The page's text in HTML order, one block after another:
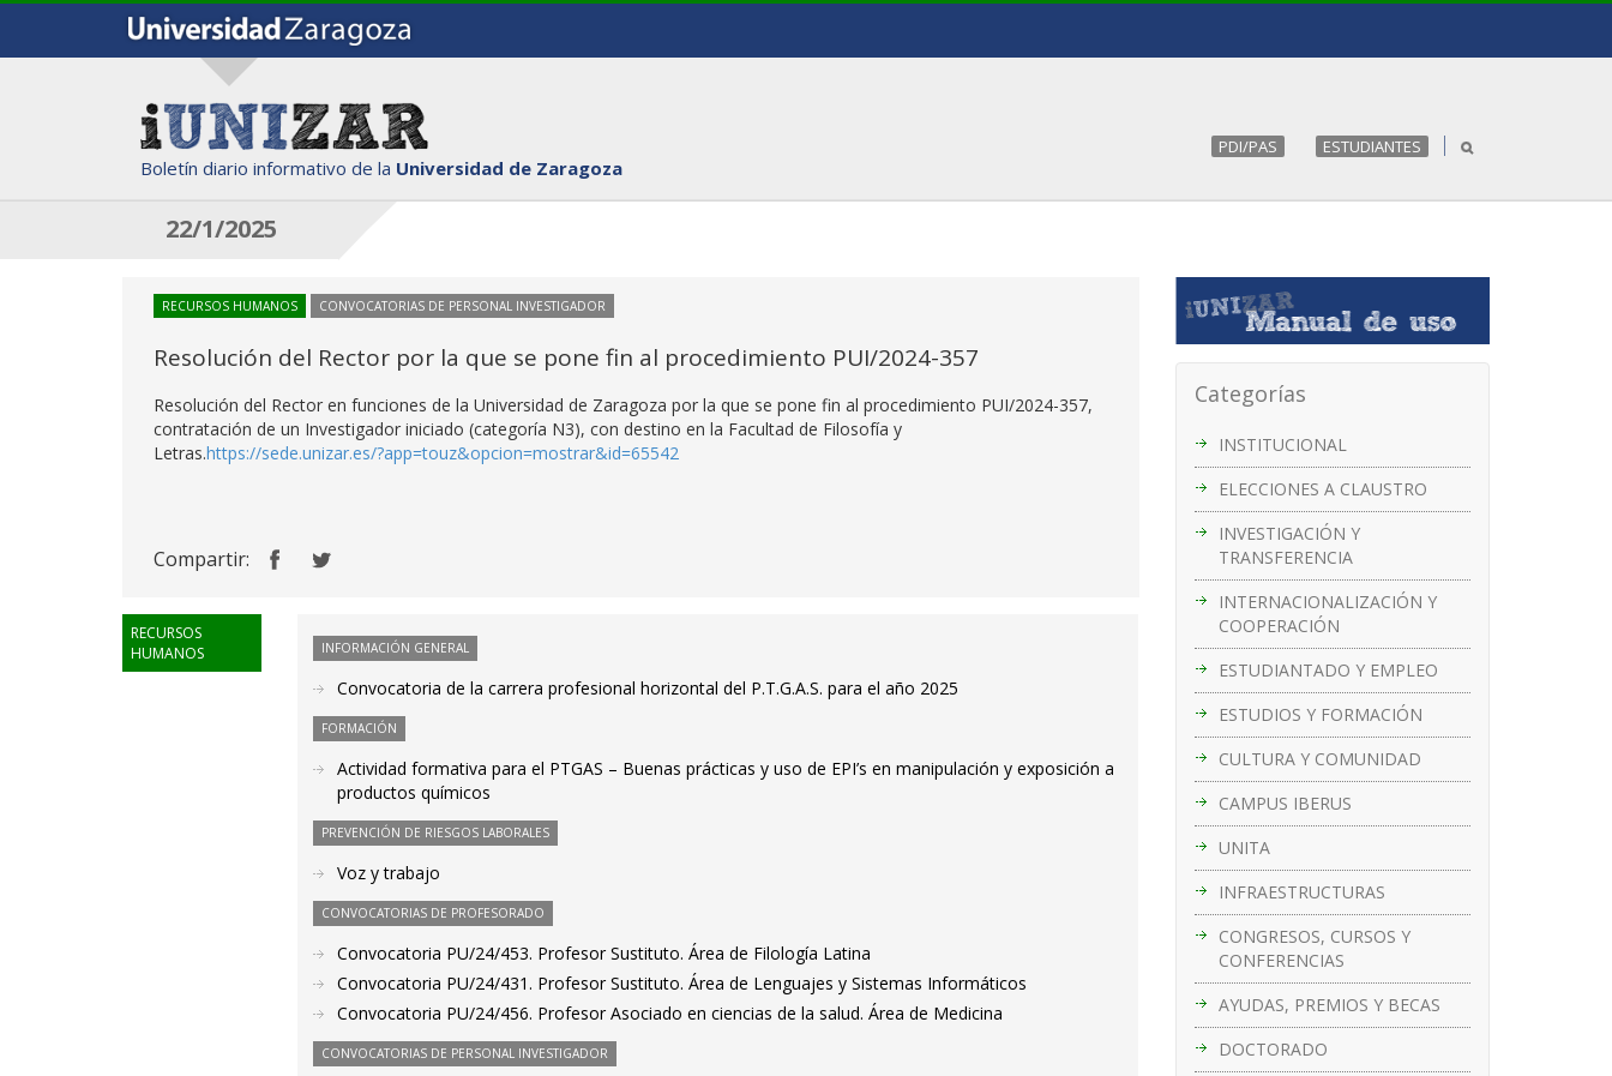
Boletín diario informativo de la Universidad de Zaragoza
PDI/PAS ESTUDIANTES
22/1/2025
Categorías
INSTITUCIONAL
ELECCIONES A CLAUSTRO
INVESTIGACIÓN Y
TRANSFERENCIA
INTERNACIONALIZACIÓN Y
COOPERACIÓN
ESTUDIANTADO Y EMPLEO
ESTUDIOS Y FORMACIÓN
CULTURA Y COMUNIDAD
CAMPUS IBERUS
UNITA
INFRAESTRUCTURAS
CONGRESOS, CURSOS Y
CONFERENCIAS
AYUDAS, PREMIOS Y BECAS
DOCTORADO
RECURSOS HUMANOS CONVOCATORIAS DE PERSONAL INVESTIGADOR
Resolución del Rector por la que se pone fin al procedimiento PUI/2024-357
Resolución del Rector en funciones de la Universidad de Zaragoza por la que se pone fin al procedimiento PUI/2024-357,
contratación de un Investigador iniciado (categoría N3), con destino en la Facultad de Filosofía y
Letras.https://sede.unizar.es/?app=touz&opcion=mostrar&id=65542
Compartir:
RECURSOS
HUMANOS
INFORMACIÓN GENERAL
Convocatoria de la carrera profesional horizontal del P.T.G.A.S. para el año 2025
FORMACIÓN
Actividad formativa para el PTGAS – Buenas prácticas y uso de EPI’s en manipulación y exposición a
productos químicos
PREVENCIÓN DE RIESGOS LABORALES
Voz y trabajo
CONVOCATORIAS DE PROFESORADO
Convocatoria PU/24/453. Profesor Sustituto. Área de Filología Latina
Convocatoria PU/24/431. Profesor Sustituto. Área de Lenguajes y Sistemas Informáticos
Convocatoria PU/24/456. Profesor Asociado en ciencias de la salud. Área de Medicina
CONVOCATORIAS DE PERSONAL INVESTIGADOR